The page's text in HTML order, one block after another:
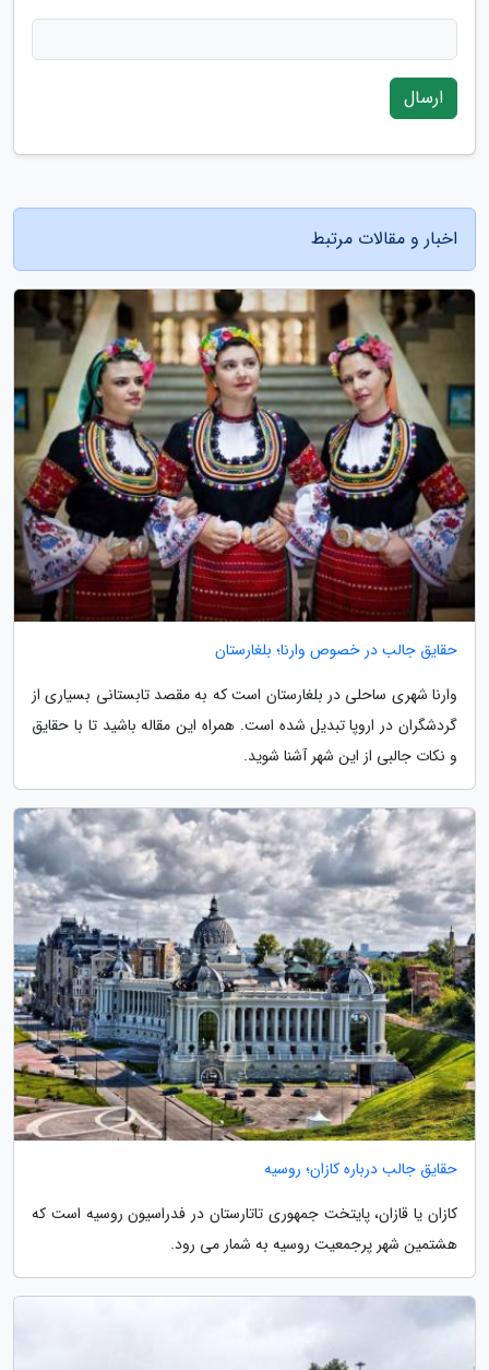
ارسال
اخبار و مقالات مرتبط
حقایق جالب در خصوص وارنا؛ بلغارستان
وارنا شهری ساحلی در بلغارستان است که به مقصد تابستانی بسیاری از
گردشگران در اروپا تبدیل شده است. همراه این مقاله باشید تا با حقایق
و نکات جالبی از این شهر آشنا شوید.
حقایق جالب درباره کازان؛ روسیه
کازان یا قازان، پایتخت جمهوری تاتارستان در فدراسیون روسیه است که
هشتمین شهر پرجمعیت روسیه به شمار می رود.